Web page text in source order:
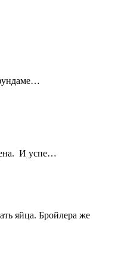
И успе…
яйца. Бройлера же